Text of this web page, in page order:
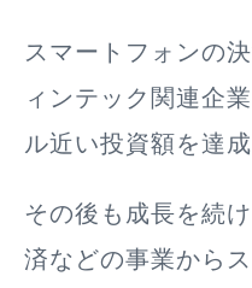
スマートフォンの
ィンテック関連企
ル近い投資額を達
その後も成長を続
済などの事業から